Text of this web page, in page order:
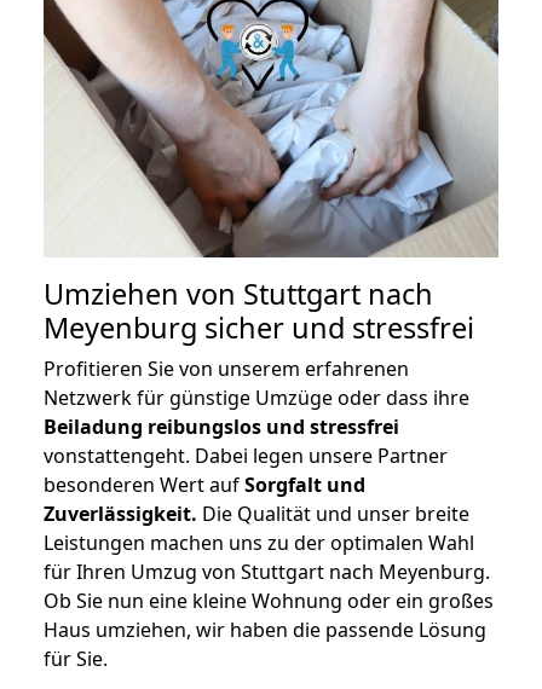
Umziehen von Stuttgart nach
Meyenburg sicher und stressfrei
Profitieren Sie von unserem erfahrenen
Netzwerk für günstige Umzüge oder dass ihre
Beiladung reibungslos und stressfrei
vonstattengeht. Dabei legen unsere Partner
besonderen Wert aufSorgfalt und
Zuverlässigkeit. Die Qualität und unser breite
Leistungen machen uns zu der optimalen Wahl
für Ihren Umzug von Stuttgart nach Meyenburg.
Ob Sie nun eine kleine Wohnung oder ein großes
Haus umziehen, wir haben die passende Lösung
für Sie.